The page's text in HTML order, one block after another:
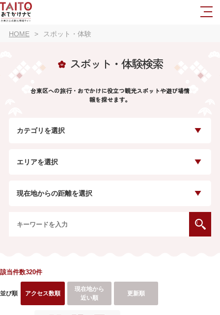
HOME スポット・体験
スポット・体験検索
台東区への旅行・おでかけに役立つ観光スポットや遊び場情
報を探せます。
カテゴリを選択
エリアを選択
現在地からの距離を選択
該当件数320件
並び順 アクセス数順
現在地から
近い順
更新順